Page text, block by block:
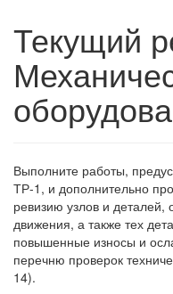
Текущий
Выполните работы,
ТР-1, и дополнительно
ревизию узлов и
движения, а также тех
повышенные износы и
перечню проверок
14).